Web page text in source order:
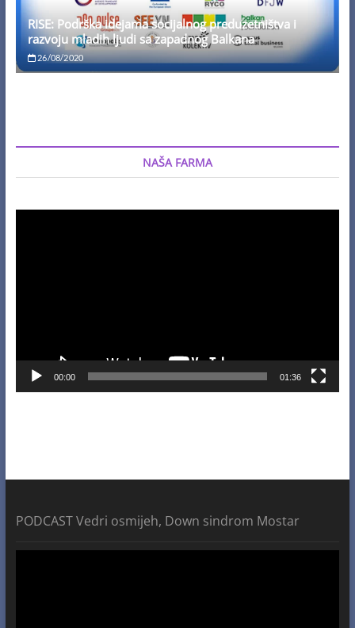
RISE: Podrška idejama socijalnog preduzetništva i
razvoju mladih ljudi sa zapadnog Balkana
26/08/2020
NAŠA FARMA
00:00 01:36
PODCAST Vedri osmijeh, Down sindrom Mostar